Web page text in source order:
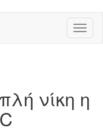
νίκη η